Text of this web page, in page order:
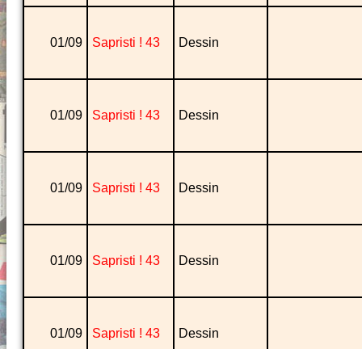
01/09 Sapristi ! 43 Dessin
01/09 Sapristi ! 43 Dessin
01/09 Sapristi ! 43 Dessin
01/09 Sapristi ! 43 Dessin
01/09 Sapristi ! 43 Dessin